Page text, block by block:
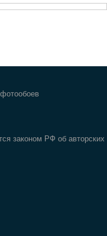
законом РФ об авторских